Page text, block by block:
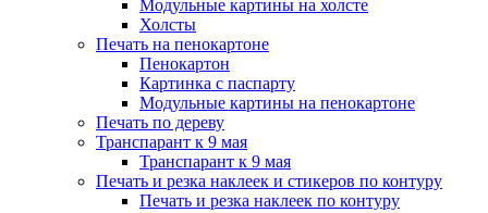
Модульные картины на холсте
Холсты
Печать на пенокартоне
Пенокартон
Картинка с паспарту
Модульные картины на пенокартоне
Печать по дереву
Транспарант к 9 мая
Транспарант к 9 мая
Печать и резка наклеек и стикеров по контуру
Печать и резка наклеек по контуру